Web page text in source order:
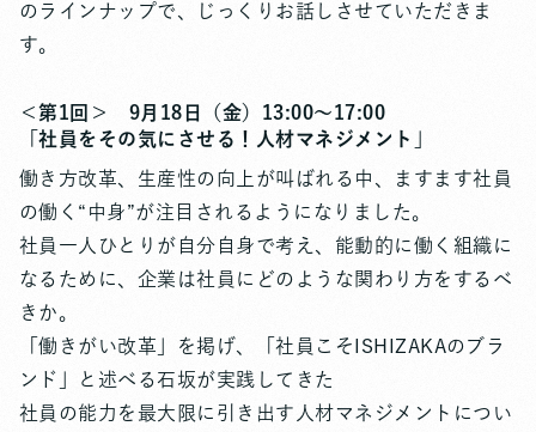
のラインナップで、じっくりお話しさせていただきま
す。
＜第1回＞ 9月18日（金）13:00〜17:00
「社員をその気にさせる！人材マネジメント」
働き方改革、生産性の向上が叫ばれる中、ますます社員
の働く“中身”が注目されるようになりました。
社員一人ひとりが自分自身で考え、能動的に働く組織に
なるために、企業は社員にどのような関わり方をするべ
きか。
「働きがい改革」を掲げ、「社員こそISHIZAKAのブラ
ンド」と述べる石坂が実践してきた
社員の能力を最大限に引き出す人材マネジメントについ